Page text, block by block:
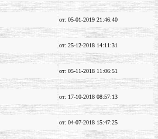
от: 05-01-2019 21:46:40
от: 25-12-2018 14:11:31
от: 05-11-2018 11:06:51
от: 17-10-2018 08:57:13
от: 04-07-2018 15:47:25